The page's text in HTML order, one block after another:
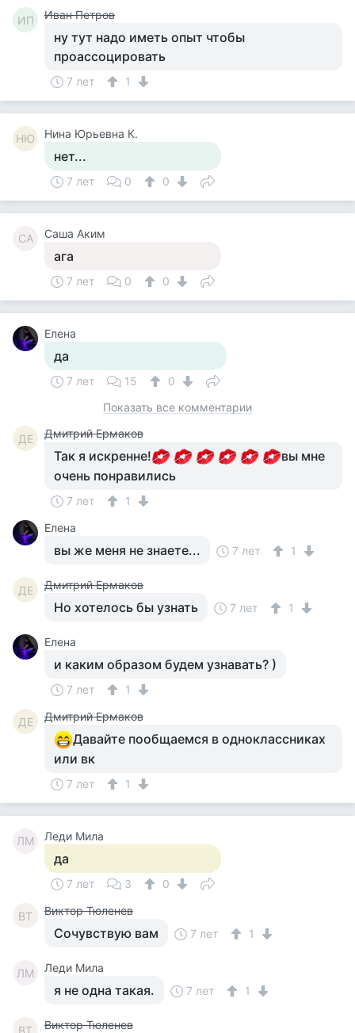
ИП Иван Петров
ну тут надо иметь опыт чтобы
проассоцировать
7 лет 1
НЮ Нина Юрьевна К.
нет...
7 лет 0 0
СА Саша Аким
ага
7 лет 0 0
Елена
да
7 лет 15
0
Показать все комментарии
ДЕ Дмитрий Ермаков
Так я искренне!
вы мне
очень понравились
7 лет
1
Елена
вы же меня не знаете... 7 лет 1
ДЕ Дмитрий Ермаков
Но хотелось бы узнать 7 лет 1
Елена
и каким образом будем узнавать? )
7 лет 1
ДЕ Дмитрий Ермаков
Давайте пообщаемся в одноклассниках
или вк
7 лет 1
ЛМ Леди Мила
да
7 лет 3 0
ВТ Виктор Тюленев
Сочувствую вам 7 лет 1
ЛМ Леди Мила
я не одна такая. 7 лет 1
ВТ Виктор Тюленев